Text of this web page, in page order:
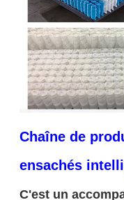
Chaîne de
ensachés
C'est un